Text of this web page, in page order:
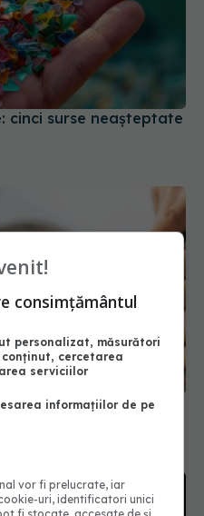
cinci surse neașteptate
meniu complet și reguli
consimțământul
personalizat, măsurători
cercetarea
serviciilor
informațiilor de pe
vor fi prelucrate, iar
uri, identificatori unici